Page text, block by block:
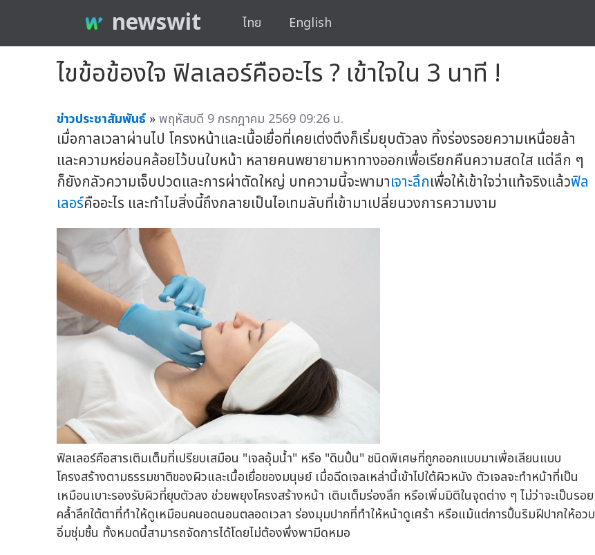
newswit ไทย English
ไขข้อข้องใจ ฟิลเลอร์คืออะไร ? เข้าใจใน 3 นาที !
ข่าวประชาสัมพันธ์ »พฤหัสบดี 9 กรกฎาคม 2569 09:26 น.
เมื่อกาลเวลาผ่านไป โครงหน้าและเนื้อเยื่อที่เคยเต่งตึงก็เริ่มยุบตัวลง ทิ้งร่องรอยความเหนื่อยล้า
และความหย่อนคล้อยไว้บนใบหน้า หลายคนพยายามหาทางออกเพื่อเรียกคืนความสดใส แต่ลึก ๆ
ก็ยังกลัวความเจ็บปวดและการผ่าตัดใหญ่ บทความนี้จะพามาเจาะลึกเพื่อให้เข้าใจว่าแท้จริงแล้วฟิล
เลอร์คืออะไร และทำไมสิ่งนี้ถึงกลายเป็นไอเทมลับที่เข้ามาเปลี่ยนวงการความงาม
ฟิลเลอร์คือสารเติมเต็มที่เปรียบเสมือน "เจลอุ้มน้ำ" หรือ "ดินปั้น" ชนิดพิเศษที่ถูกออกแบบมาเพื่อเลียนแบบ
โครงสร้างตามธรรมชาติของผิวและเนื้อเยื่อของมนุษย์ เมื่อฉีดเจลเหล่านี้เข้าไปใต้ผิวหนัง ตัวเจลจะทำหน้าที่เป็น
เหมือนเบาะรองรับผิวที่ยุบตัวลง ช่วยพยุงโครงสร้างหน้า เติมเต็มร่องลึก หรือเพิ่มมิติในจุดต่าง ๆ ไม่ว่าจะเป็นรอย
คล้ำลึกใต้ตาที่ทำให้ดูเหมือนคนอดนอนตลอดเวลา ร่องมุมปากที่ทำให้หน้าดูเศร้า หรือแม้แต่การปั้นริมฝีปากให้อวบ
อิ่มชุ่มชื้น ทั้งหมดนี้สามารถจัดการได้โดยไม่ต้องพึ่งพามีดหมอ